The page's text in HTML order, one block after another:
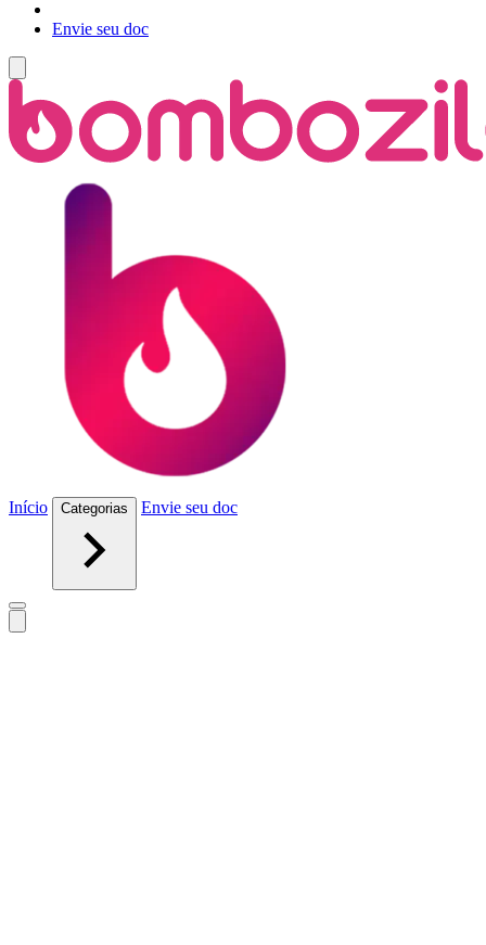
Envie seu doc
Início Categorias Envie seu doc